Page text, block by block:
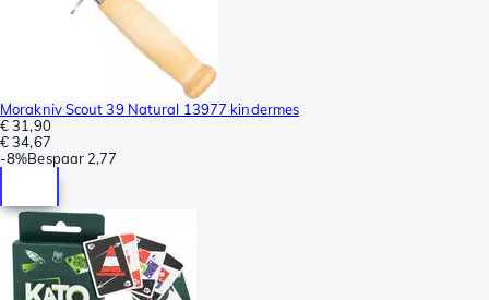
Morakniv Scout 39 Natural 13977 kindermes
€ 31,90
€ 34,67
-8%Bespaar 2,77